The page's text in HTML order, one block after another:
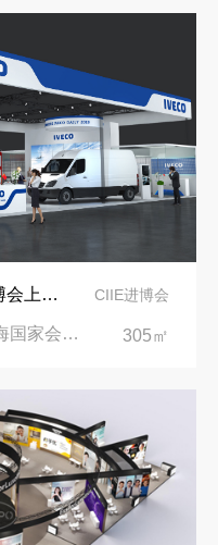
依维柯展位设计在第二届进博会上吸引万千瞩目 CIIE进博会
中国国际进口博览会CIIE|上海国家会展中心 305㎡